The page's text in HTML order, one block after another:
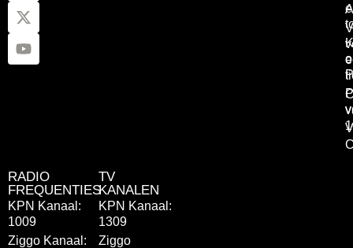
RADIO
FREQUENTIES
KPN Kanaal:
1009
Ziggo Kanaal:
TV
KANALEN
KPN Kanaal:
1309
Ziggo